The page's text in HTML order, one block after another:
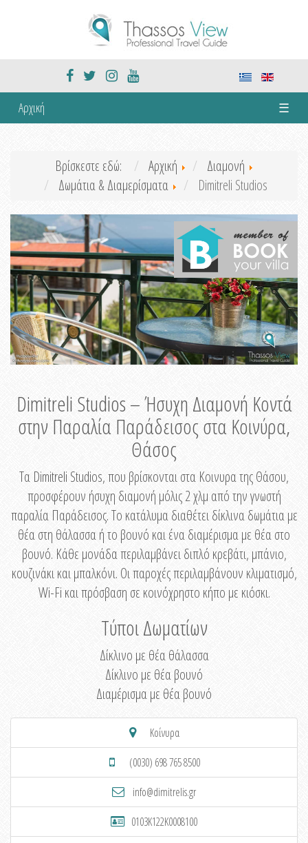
Αρχική ☰
Βρίσκεστε εδώ: Αρχική
Διαμονή
Δωμάτια & Διαμερίσματα
Dimitreli Studios
Dimitreli Studios – Ήσυχη Διαμονή Κοντά
στην Παραλία Παράδεισος στα Κοινύρα,
Θάσος
Τα Dimitreli Studios, που βρίσκονται στα Κοινυρα της Θάσου,
προσφέρουν ήσυχη διαμονή μόλις 2 χλμ από την γνωστή
παραλία Παράδεισος. Το κατάλυμα διαθέτει δίκλινα δωμάτια με
θέα στη θάλασσα ή το βουνό και ένα διαμέρισμα με θέα στο
βουνό. Κάθε μονάδα περιλαμβάνει διπλό κρεβάτι, μπάνιο,
κουζινάκι και μπαλκόνι. Οι παροχές περιλαμβάνουν κλιματισμό,
Wi-Fi και πρόσβαση σε κοινόχρηστο κήπο με κιόσκι.
Τύποι Δωματίων
Δίκλινο με θέα θάλασσα
Δίκλινο με θέα βουνό
Διαμέρισμα με θέα βουνό
Κοίνυρα
(0030) 698 765 8500
info@dimitrelis.gr
0103K122K0008100